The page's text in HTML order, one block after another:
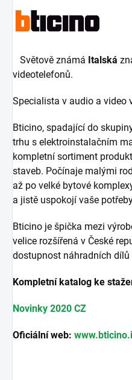
Světově známá Italská
videotelefonů.
Specialista v audio a video
Bticino, spadající do
trhu s elektroinstalačním
kompletní sortiment
staveb. Počínaje malými
až po velké bytové
a jistě uspokojí vaše
Bticino je špička mezi
velice rozšířená v České
dostupnost náhradních dílů
Kompletní katalog ke
Novinky 2020 CZ
Oficiální web: